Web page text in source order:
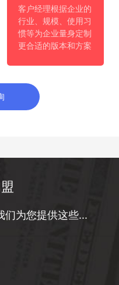
客户经理根据企业的
行业、规模、使用习
惯等为企业量身定制
更合适的版本和方案
们为您提供这些...